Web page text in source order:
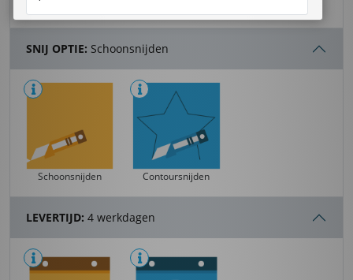
SNIJ OPTIE: Schoonsnijden
Schoonsnijden Contoursnijden
LEVERTIJD: 4 werkdagen